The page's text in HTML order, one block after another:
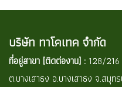
บริษัท ทาโคเทค จำกัด
ที่อยู่สาขา [ติดต่องาน] : 128/
ต.บางเสาธง อ.บางเสาธง จ.สมุ